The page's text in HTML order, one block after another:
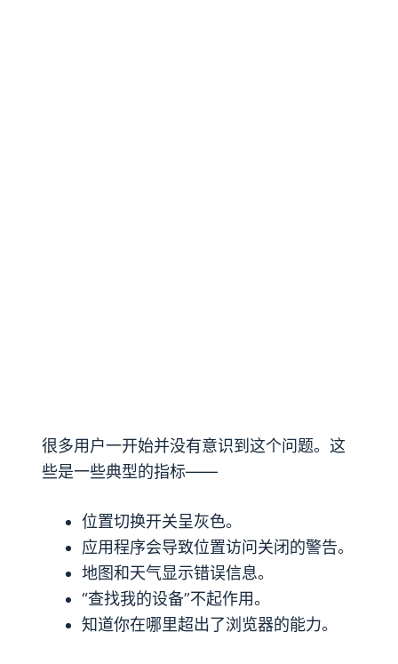
很多用户一开始并没有意识到这个问题。这
些是一些典型的指标——
位置切换开关呈灰色。
应用程序会导致位置访问关闭的警告。
地图和天气显示错误信息。
“查找我的设备”不起作用。
知道你在哪里超出了浏览器的能力。